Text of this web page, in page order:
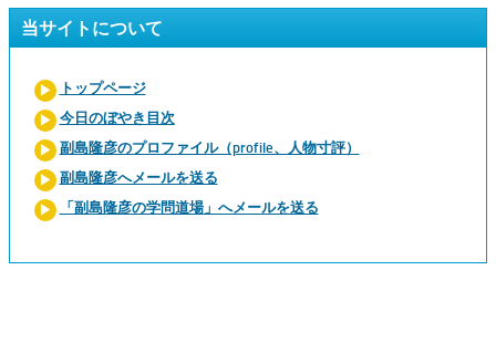
当サイトについて
トップページ
今日のぼやき目次
副島隆彦のプロファイル（profile、人物寸評）
副島隆彦へメールを送る
「副島隆彦の学問道場」へメールを送る